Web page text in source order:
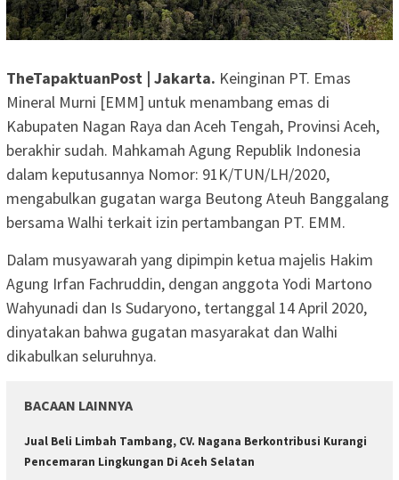
TheTapaktuanPost | Jakarta. Keinginan PT. Emas
Mineral Murni [EMM] untuk menambang emas di
Kabupaten Nagan Raya dan Aceh Tengah, Provinsi Aceh,
berakhir sudah. Mahkamah Agung Republik Indonesia
dalam keputusannya Nomor: 91K/TUN/LH/2020,
mengabulkan gugatan warga Beutong Ateuh Banggalang
bersama Walhi terkait izin pertambangan PT. EMM.
Dalam musyawarah yang dipimpin ketua majelis Hakim
Agung Irfan Fachruddin, dengan anggota Yodi Martono
Wahyunadi dan Is Sudaryono, tertanggal 14 April 2020,
dinyatakan bahwa gugatan masyarakat dan Walhi
dikabulkan seluruhnya.
BACAAN LAINNYA
Jual Beli Limbah Tambang, CV. Nagana Berkontribusi Kurangi
Pencemaran Lingkungan Di Aceh Selatan